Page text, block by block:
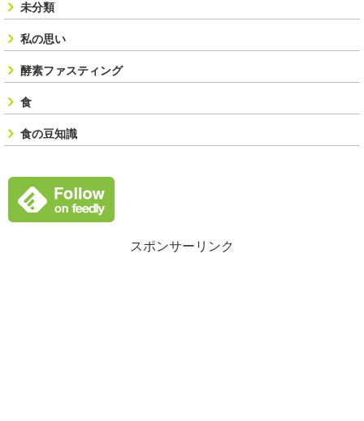
未分類
私の思い
酵素ファスティング
食
食の豆知識
スポンサーリンク